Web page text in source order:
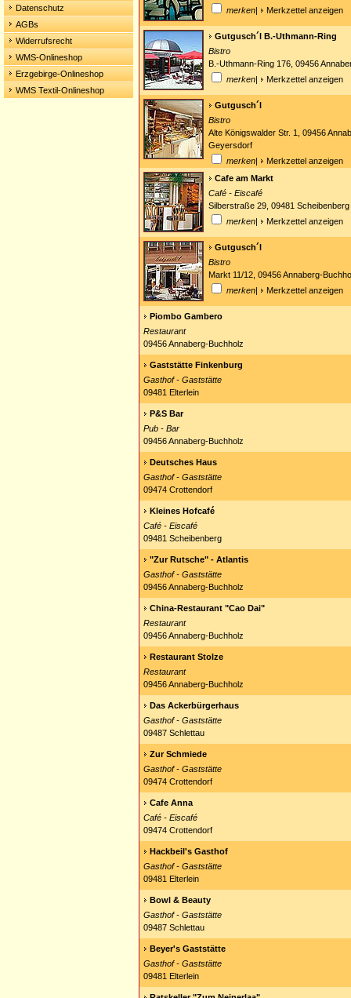
Datenschutz
AGBs
Widerrufsrecht
WMS-Onlineshop
Erzgebirge-Onlineshop
WMS Textil-Onlineshop
merken| Merkzettel anzeigen
Gutgusch´l B.-Uthmann-Ring
Bistro
B.-Uthmann-Ring 176, 09456
merken| Merkzettel anzeigen
Gutgusch´l
Bistro
Alte Königswalder Str. 1, 09456
Geyersdorf
merken|
Merkzettel anzeigen
Cafe am Markt
Café - Eiscafé
Silberstraße 29, 09481 Scheibenberg
merken| Merkzettel anzeigen
Gutgusch´l
Bistro
Markt 11/12, 09456 Annaberg-
merken| Merkzettel anzeigen
Piombo Gambero
Restaurant
09456 Annaberg-Buchholz
Gaststätte Finkenburg
Gasthof - Gaststätte
09481 Elterlein
P&S Bar
Pub - Bar
09456 Annaberg-Buchholz
Deutsches Haus
Gasthof - Gaststätte
09474 Crottendorf
Kleines Hofcafé
Café - Eiscafé
09481 Scheibenberg
"Zur Rutsche" - Atlantis
Gasthof - Gaststätte
09456 Annaberg-Buchholz
China-Restaurant "Cao Dai"
Restaurant
09456 Annaberg-Buchholz
Restaurant Stolze
Restaurant
09456 Annaberg-Buchholz
Das Ackerbürgerhaus
Gasthof - Gaststätte
09487 Schlettau
Zur Schmiede
Gasthof - Gaststätte
09474 Crottendorf
Cafe Anna
Café - Eiscafé
09474 Crottendorf
Hackbeil's Gasthof
Gasthof - Gaststätte
09481 Elterlein
Bowl & Beauty
Gasthof - Gaststätte
09487 Schlettau
Beyer's Gaststätte
Gasthof - Gaststätte
09481 Elterlein